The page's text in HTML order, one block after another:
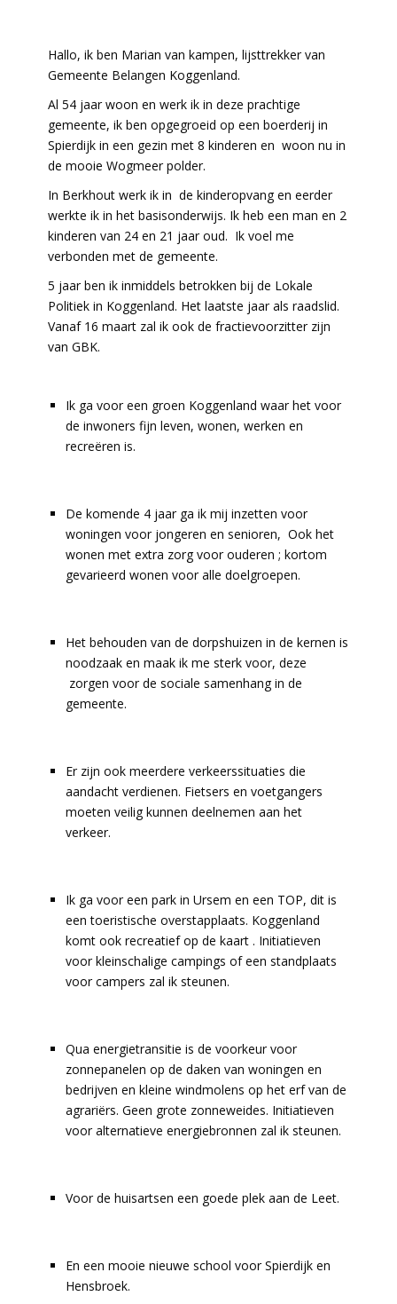
Hallo, ik ben Marian van kampen, lijsttrekker van
Gemeente Belangen Koggenland.
Al 54 jaar woon en werk ik in deze prachtige
gemeente, ik ben opgegroeid op een boerderij in
Spierdijk in een gezin met 8 kinderen en woon nu in
de mooie Wogmeer polder.
In Berkhout werk ik in de kinderopvang en eerder
werkte ik in het basisonderwijs. Ik heb een man en 2
kinderen van 24 en 21 jaar oud. Ik voel me
verbonden met de gemeente.
5 jaar ben ik inmiddels betrokken bij de Lokale
Politiek in Koggenland. Het laatste jaar als raadslid.
Vanaf 16 maart zal ik ook de fractievoorzitter zijn
van GBK.
Ik ga voor een groen Koggenland waar het voor
de inwoners fijn leven, wonen, werken en
recreëren is.
De komende 4 jaar ga ik mij inzetten voor
woningen voor jongeren en senioren, Ook het
wonen met extra zorg voor ouderen ; kortom
gevarieerd wonen voor alle doelgroepen.
Het behouden van de dorpshuizen in de kernen is
noodzaak en maak ik me sterk voor, deze
zorgen voor de sociale samenhang in de
gemeente.
Er zijn ook meerdere verkeerssituaties die
aandacht verdienen. Fietsers en voetgangers
moeten veilig kunnen deelnemen aan het
verkeer.
Ik ga voor een park in Ursem en een TOP, dit is
een toeristische overstapplaats. Koggenland
komt ook recreatief op de kaart . Initiatieven
voor kleinschalige campings of een standplaats
voor campers zal ik steunen.
Qua energietransitie is de voorkeur voor
zonnepanelen op de daken van woningen en
bedrijven en kleine windmolens op het erf van de
agrariërs. Geen grote zonneweides. Initiatieven
voor alternatieve energiebronnen zal ik steunen.
Voor de huisartsen een goede plek aan de Leet.
En een mooie nieuwe school voor Spierdijk en
Hensbroek.